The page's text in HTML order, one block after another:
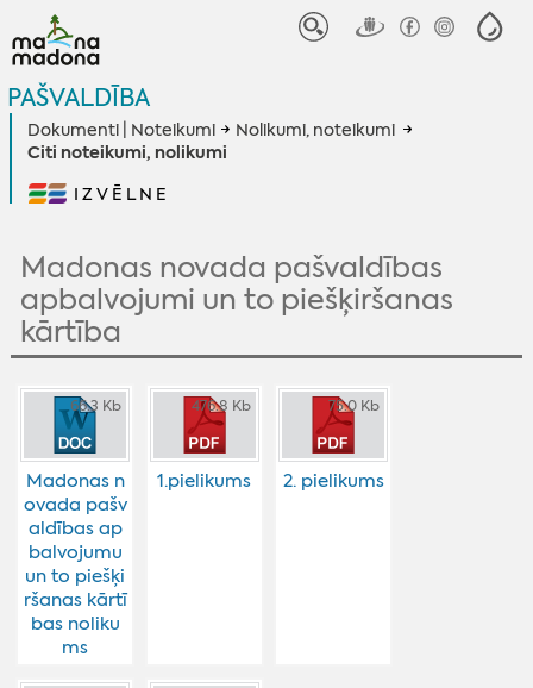
PAŠVALDĪBA
Dokumenti | Noteikumi Nolikumi, noteikumi
Citi noteikumi, nolikumi
IZVĒLNE
Madonas novada pašvaldības
apbalvojumi un to piešķiršanas
kārtība
66.3 Kb
Madonas n
ovada pašv
aldības ap
balvojumu
un to piešķi
ršanas kārtī
bas noliku
ms
476.8 Kb
1.pielikums
75.0 Kb
2. pielikums